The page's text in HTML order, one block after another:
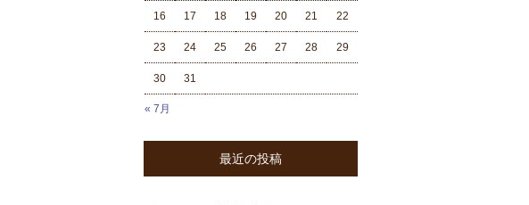
« 7月
16 17 18 19 20 21 22
23 24 25 26 27 28 29
30 31
最近の投稿